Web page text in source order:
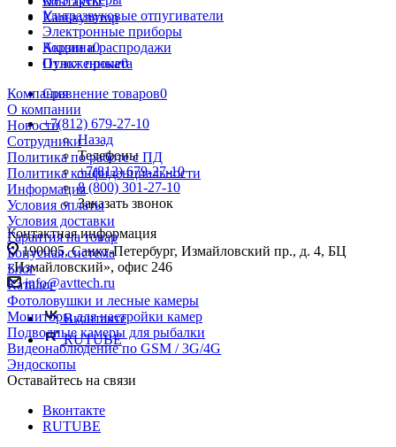
Калькулятор
Корзина0
Отложенные0
Сравнение товаров0
+7(812) 679-27-10
Назад
Телефоны
+7(812) 679-27-10
8 (800) 301-27-10
Заказать звонок
Контактная информация
190005, Санкт-Петербург, Измайловский пр., д. 4, БЦ
«Измайловский», офис 246
info@avttech.ru
Вконтакте
RUTUBE
Ультразвуковые отпугиватели
Электронные приборы
Акции и распродажи
Пункт проката
Компания
О компании
Новости
Сотрудники
Политика по работе с ПД
Политика конфиденциальности
Информация
Условия оплаты
Условия доставки
Гарантия на товар
Бонусная система
Блог
Каталог
Фотоловушки и лесные камеры
Мониторы для настройки камер
Подводные камеры для рыбалки
Видеонаблюдение по GSM / 3G/4G
Эндоскопы
Оставайтесь на связи
Вконтакте
RUTUBE